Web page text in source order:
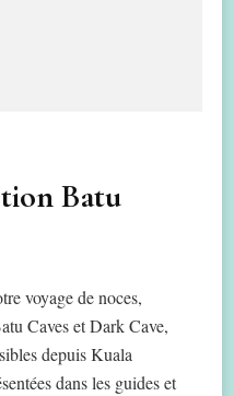
Batu
voyage de noces,
Caves et Dark Cave,
depuis Kuala
dans les guides et